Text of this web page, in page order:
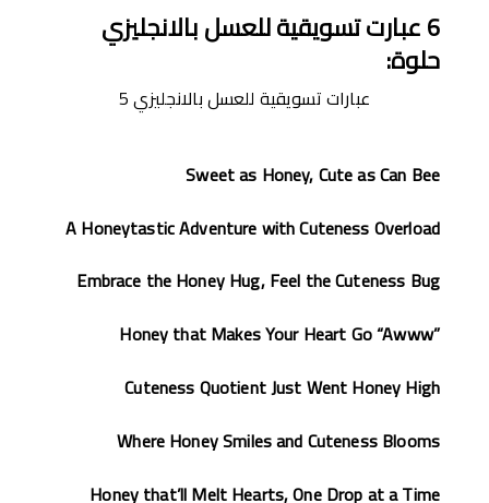
6عبارت تسويقية للعسل بالانجليزي
حلوة:
عبارات تسويقية للعسل بالانجليزي 5
Sweet as Honey, Cute as Can Bee
A Honeytastic Adventure with Cuteness Overload
Embrace the Honey Hug, Feel the Cuteness Bug
Honey that Makes Your Heart Go “Awww”
Cuteness Quotient Just Went Honey High
Where Honey Smiles and Cuteness Blooms
Honey that’ll Melt Hearts, One Drop at a Time